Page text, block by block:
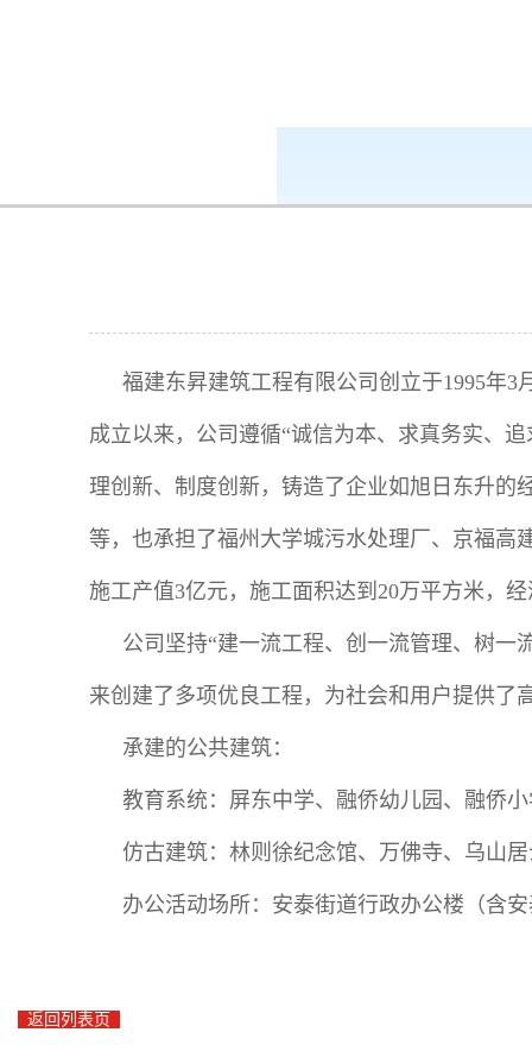
福建东昇建筑工程有限公司创立于1995年
成立以来，公司遵循“诚信为本、求真务实、
理创新、制度创新，铸造了企业如旭日东升的
等，也承担了福州大学城污水处理厂、京福高
施工产值3亿元，施工面积达到20万平方米，
公司坚持“建一流工程、创一流管理、树一
来创建了多项优良工程，为社会和用户提供了
承建的公共建筑：
教育系统：屏东中学、融侨幼儿园、融侨
仿古建筑：林则徐纪念馆、万佛寺、乌山
办公活动场所：安泰街道行政办公楼（含
返回列表页